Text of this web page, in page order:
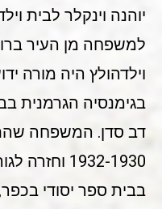
יוהנה וינקלר לבית
למשפחה מן העיר
וילדהולץ היה מורה
בגימנסיה הגרמנית
דב סדן. המשפחה
1932-1930
בבית ספר יסודי בכפר,